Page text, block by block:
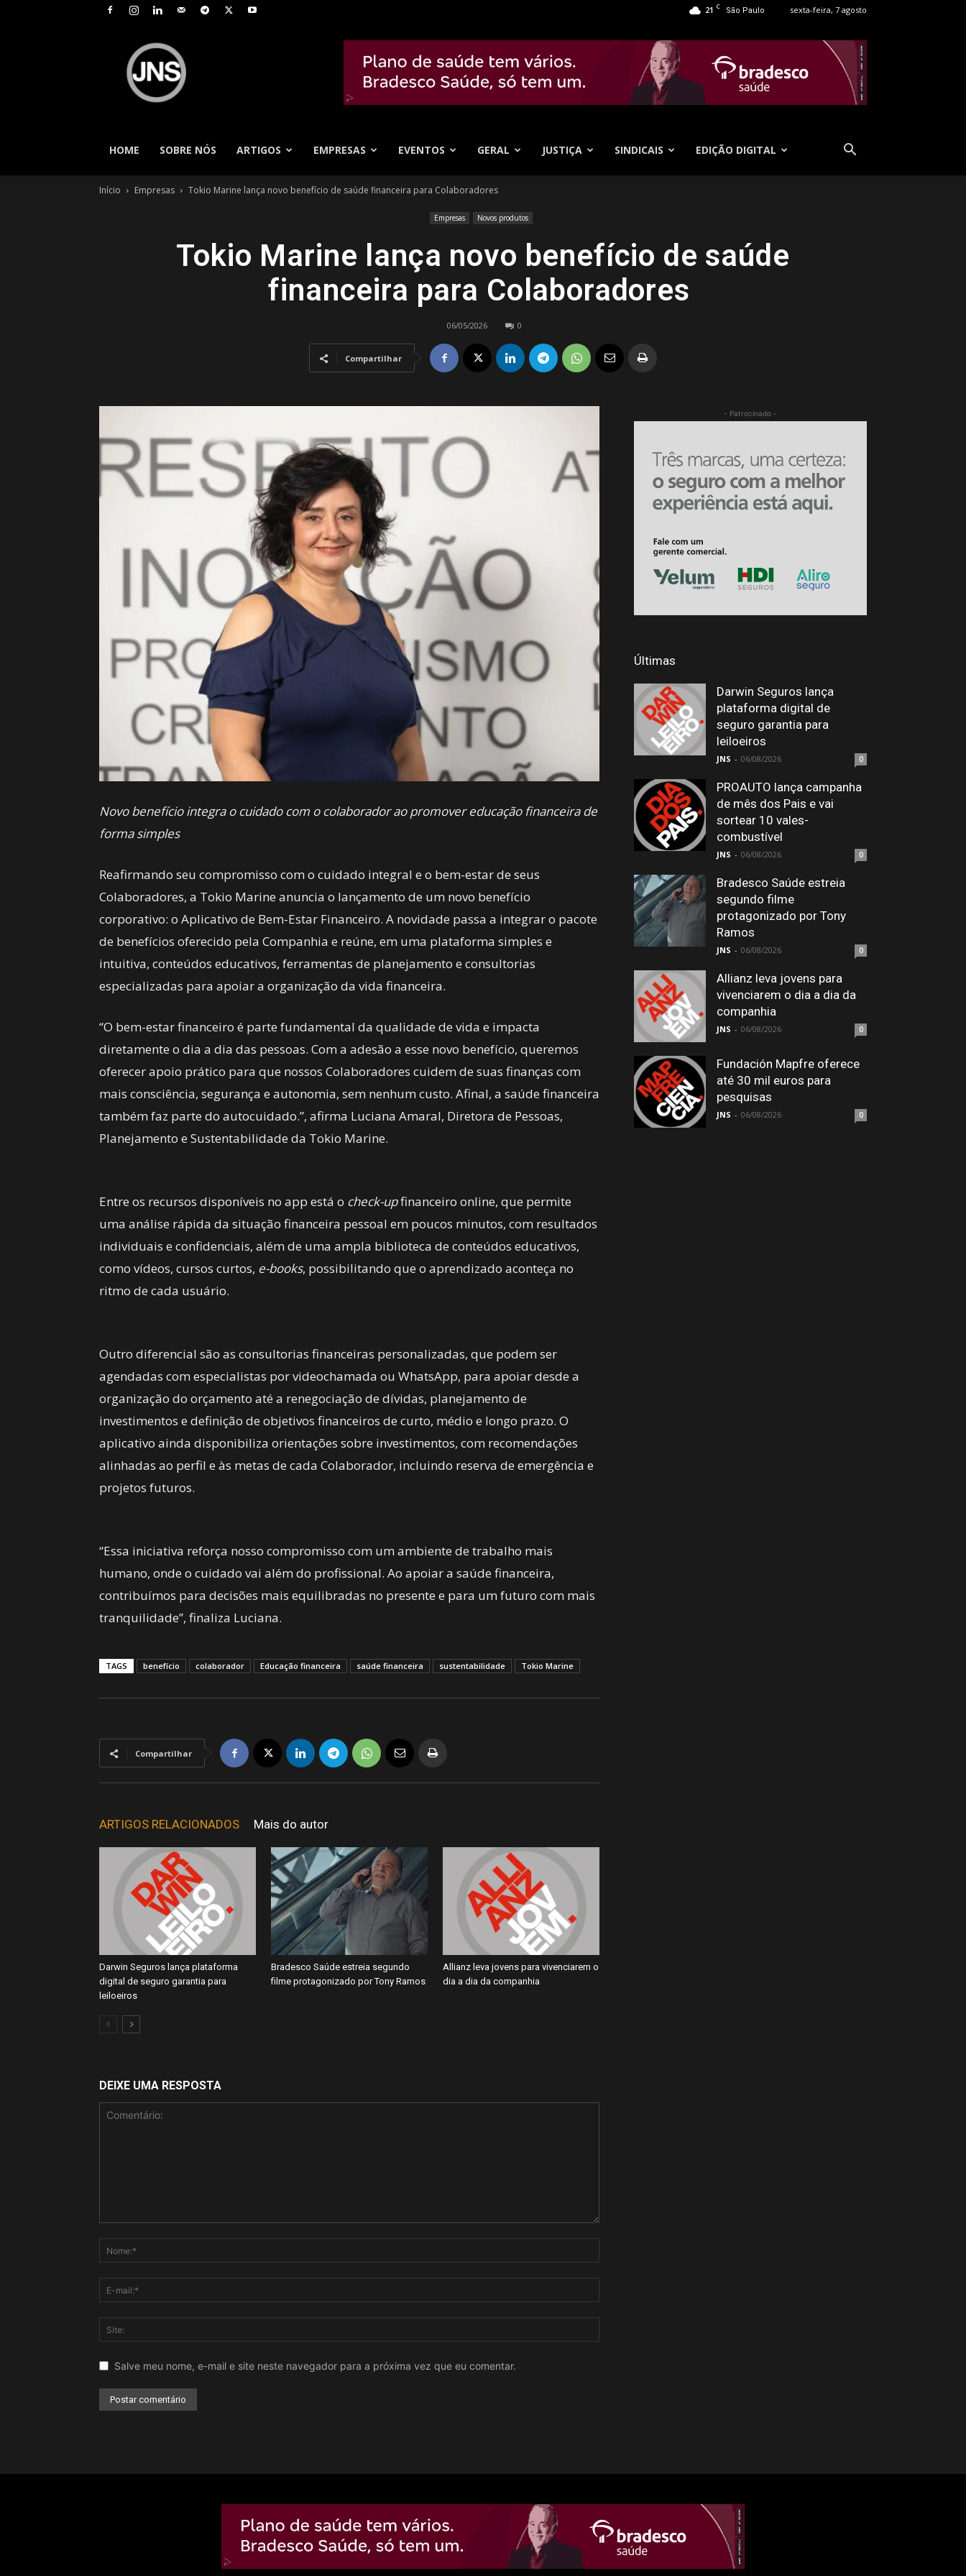
21 C São Paulo sexta-feira, 7 agosto
HOME
SOBRE NÓS ARTIGOS EMPRESAS EVENTOS GERAL JUSTIÇA SINDICAIS EDIÇÃO DIGITAL
Início Empresas Tokio Marine lança novo benefício de saúde financeira para Colaboradores
Empresas Novos produtos
Tokio Marine lança novo benefício de saúde
financeira para Colaboradores
06/05/2026 0
Compartilhar
Novo benefício integra o cuidado com o colaborador ao promover educação financeira de
forma simples
Reafirmando seu compromisso com o cuidado integral e o bem-estar de seus
Colaboradores, a Tokio Marine anuncia o lançamento de um novo benefício
corporativo: o Aplicativo de Bem-Estar Financeiro. A novidade passa a integrar o pacote
de benefícios oferecido pela Companhia e reúne, em uma plataforma simples e
intuitiva, conteúdos educativos, ferramentas de planejamento e consultorias
especializadas para apoiar a organização da vida financeira.
“O bem-estar financeiro é parte fundamental da qualidade de vida e impacta
diretamente o dia a dia das pessoas. Com a adesão a esse novo benefício, queremos
oferecer apoio prático para que nossos Colaboradores cuidem de suas finanças com
mais consciência, segurança e autonomia, sem nenhum custo. Afinal, a saúde financeira
também faz parte do autocuidado.”, afirma Luciana Amaral, Diretora de Pessoas,
Planejamento e Sustentabilidade da Tokio Marine.
Entre os recursos disponíveis no app está o check-upfinanceiro online, que permite
uma análise rápida da situação financeira pessoal em poucos minutos, com resultados
individuais e confidenciais, além de uma ampla biblioteca de conteúdos educativos,
como vídeos, cursos curtos, e-books, possibilitando que o aprendizado aconteça no
ritmo de cada usuário.
Outro diferencial são as consultorias financeiras personalizadas, que podem ser
agendadas com especialistas por videochamada ou WhatsApp, para apoiar desde a
organização do orçamento até a renegociação de dívidas, planejamento de
investimentos e definição de objetivos financeiros de curto, médio e longo prazo. O
aplicativo ainda disponibiliza orientações sobre investimentos, com recomendações
alinhadas ao perfil e às metas de cada Colaborador, incluindo reserva de emergência e
projetos futuros.
“Essa iniciativa reforça nosso compromisso com um ambiente de trabalho mais
humano, onde o cuidado vai além do profissional. Ao apoiar a saúde financeira,
contribuímos para decisões mais equilibradas no presente e para um futuro com mais
tranquilidade”, finaliza Luciana.
TAGS benefício colaborador Educação financeira saúde financeira sustentabilidade Tokio Marine
Compartilhar
ARTIGOS RELACIONADOS Mais do autor
Darwin Seguros lança plataforma
digital de seguro garantia para
leiloeiros
Bradesco Saúde estreia segundo
filme protagonizado por Tony Ramos
Allianz leva jovens para vivenciarem o
dia a dia da companhia
DEIXE UMA RESPOSTA
Salve meu nome, e-mail e site neste navegador para a próxima vez que eu comentar.
- Patrocinado -
Últimas
Darwin Seguros lança
plataforma digital de
seguro garantia para
leiloeiros
JNS - 06/08/2026 0
PROAUTO lança campanha
de mês dos Pais e vai
sortear 10 vales-
combustível
JNS - 06/08/2026 0
Bradesco Saúde estreia
segundo filme
protagonizado por Tony
Ramos
JNS - 06/08/2026 0
Allianz leva jovens para
vivenciarem o dia a dia da
companhia
JNS - 06/08/2026 0
Fundación Mapfre oferece
até 30 mil euros para
pesquisas
JNS - 06/08/2026 0